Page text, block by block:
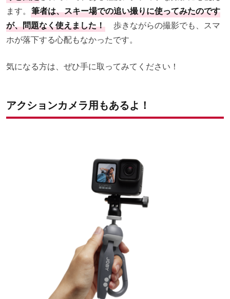
ます。 筆者は、スキー場での追い撮りに使ってみたのです
が、問題なく使えました！ 歩きながらの撮影でも、スマ
ホが落下する心配もなかったです。
気になる方は、ぜひ手に取ってみてください！
アクションカメラ用もあるよ！